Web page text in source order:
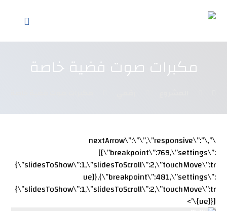
مكبرات صوت فضية خاصة
\”,\”nextArrow\”:\”
\”,\”responsive\”:
[{\”breakpoint\”:769,\”settings\”:
{\”slidesToShow\”:1,\”slidesToScroll\”:2,\”touchMove\”:tr
ue}},{\”breakpoint\”:481,\”settings\”:
{\”slidesToShow\”:1,\”slidesToScroll\”:2,\”touchMove\”:tr
ue}}]}\’>